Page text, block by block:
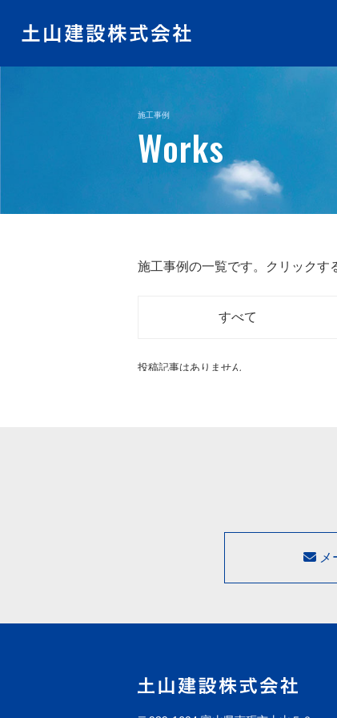
施工事例
Works
施工事例の一覧です。クリックす
すべて
投稿記事はありません
メ